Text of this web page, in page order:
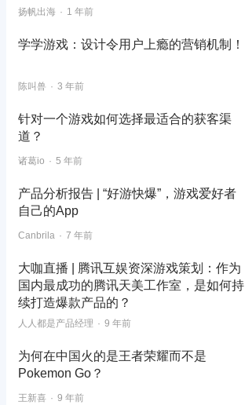
扬帆出海 1 年前
学学游戏：设计令用户上瘾的营销机制！
陈叫兽 3 年前
针对一个游戏如何选择最适合的获客渠
道？
诸葛io 5 年前
产品分析报告 | “好游快爆”，游戏爱好者
自己的App
Canbrila 7 年前
大咖直播 | 腾讯互娱资深游戏策划：作为
国内最成功的腾讯天美工作室，是如何持
续打造爆款产品的？
人人都是产品经理 9 年前
为何在中国火的是王者荣耀而不是
Pokemon Go？
王新喜 9 年前